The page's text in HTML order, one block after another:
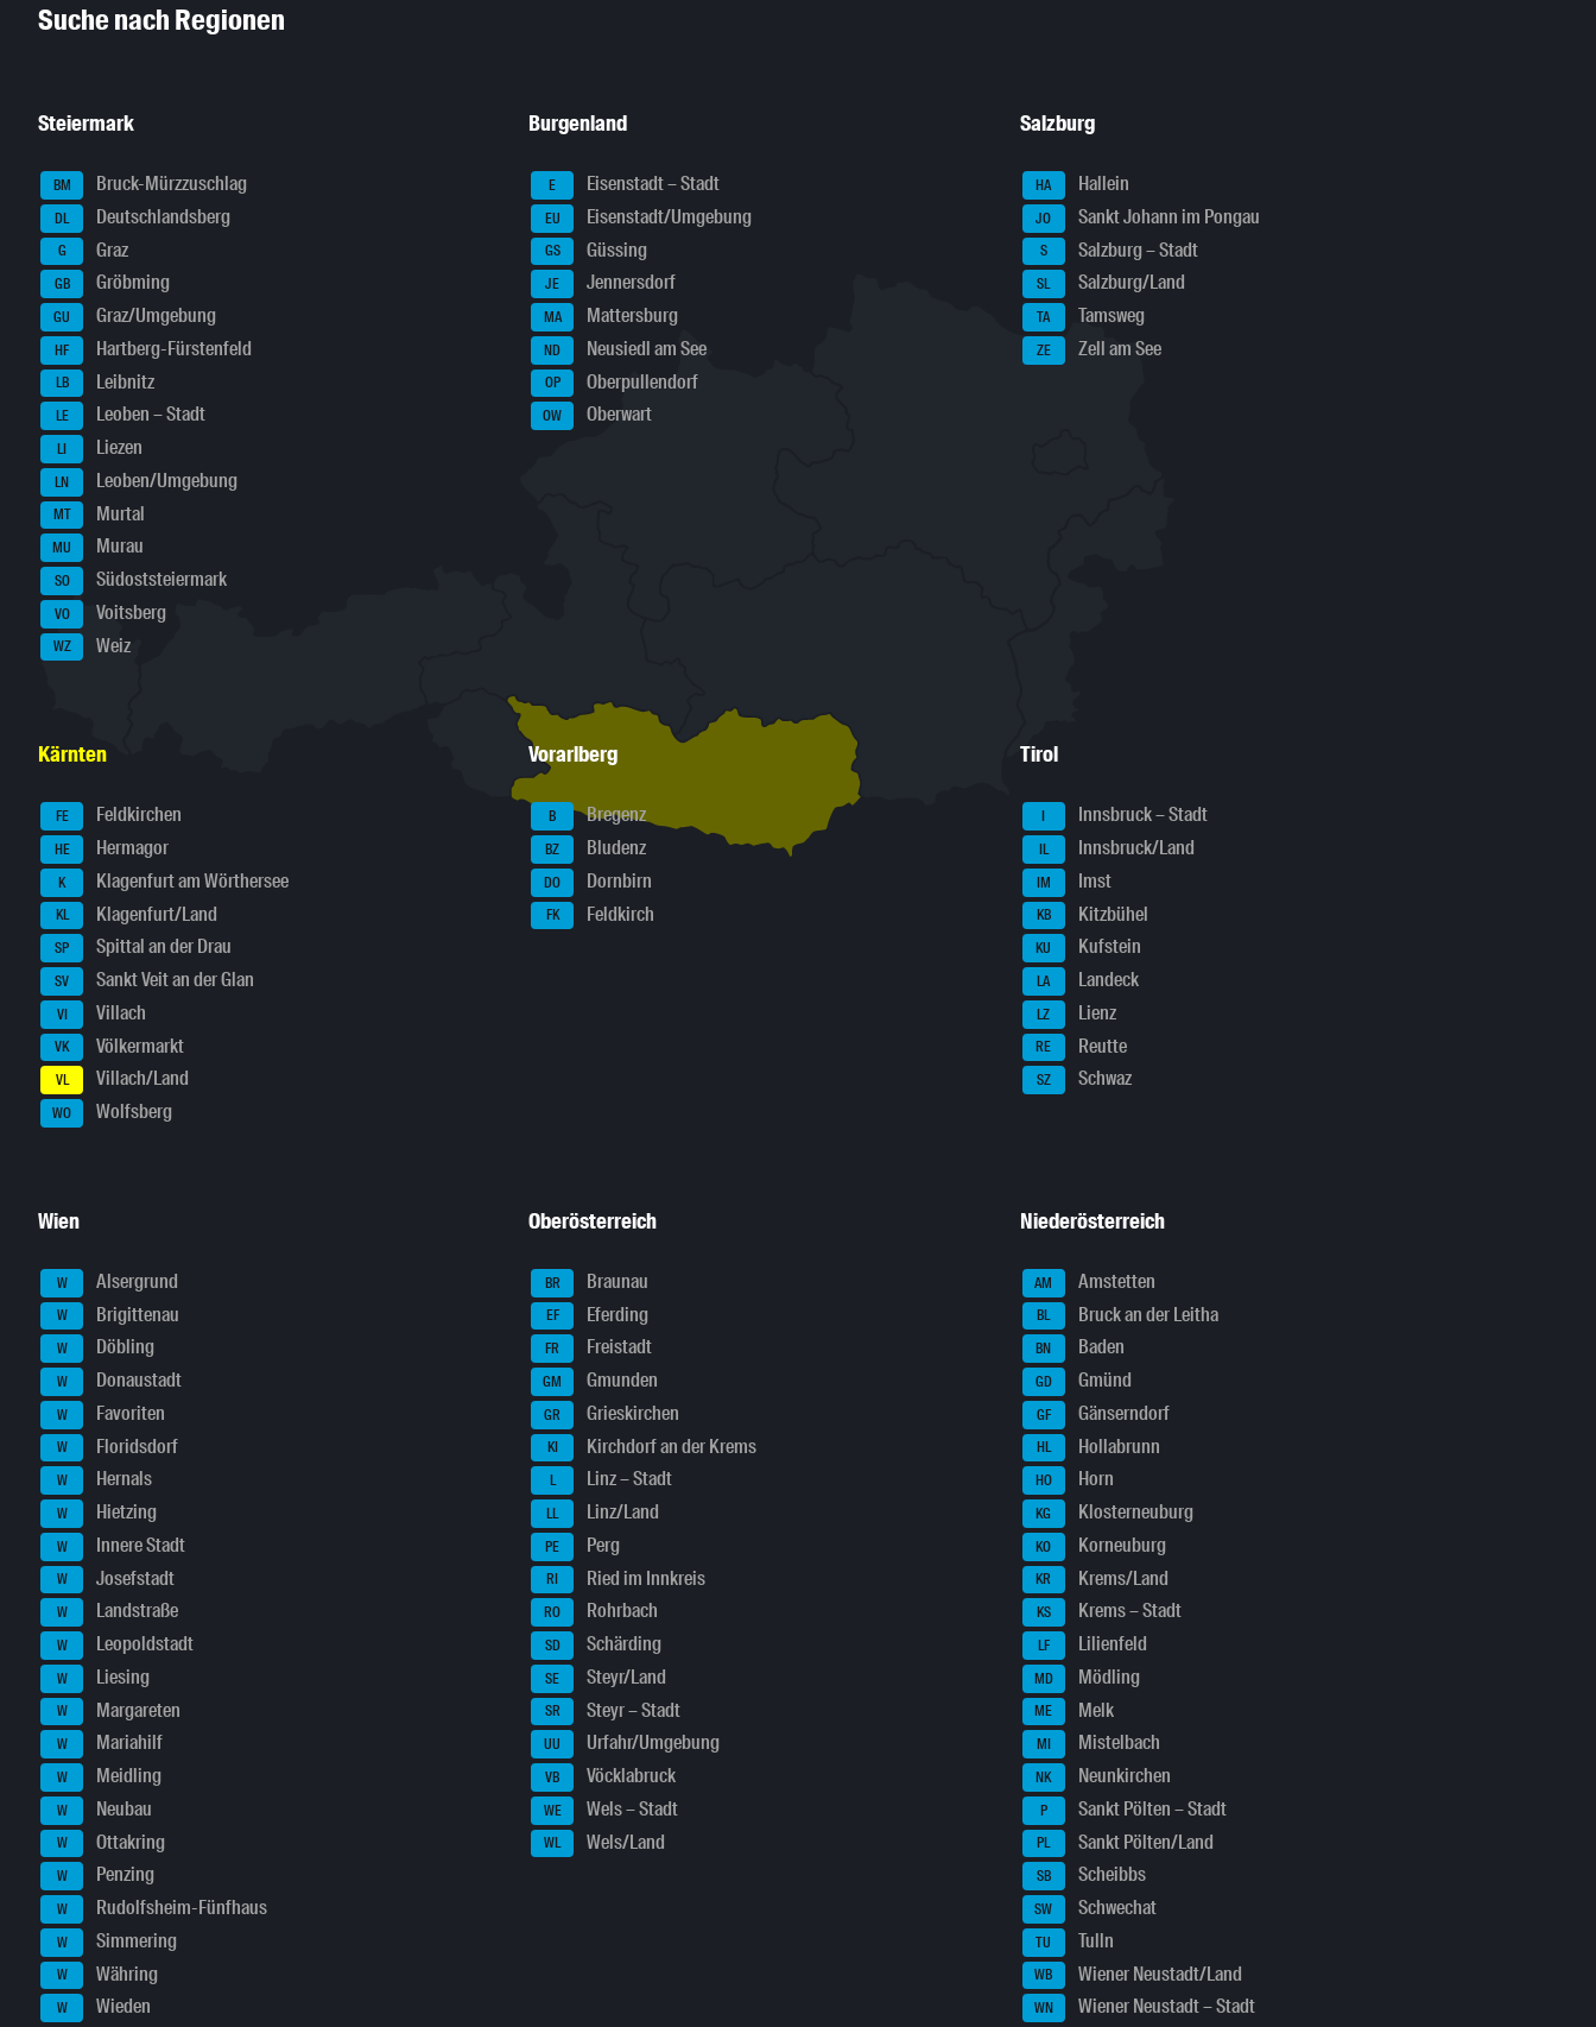
Suche nach Regionen
Steiermark
BM Bruck-Mürzzuschlag
DL Deutschlandsberg
G Graz
GB Gröbming
GU Graz/Umgebung
HF Hartberg-Fürstenfeld
LB Leibnitz
LE Leoben – Stadt
LI Liezen
LN Leoben/Umgebung
MT Murtal
MU Murau
SO Südoststeiermark
VO Voitsberg
WZ Weiz
Burgenland
E Eisenstadt – Stadt
EU Eisenstadt/Umgebung
GS Güssing
JE Jennersdorf
MA Mattersburg
ND Neusiedl am See
OP Oberpullendorf
OW Oberwart
Salzburg
HA Hallein
JO Sankt Johann im Pongau
S Salzburg – Stadt
SL Salzburg/Land
TA Tamsweg
ZE Zell am See
Kärnten
FE Feldkirchen
HE Hermagor
K Klagenfurt am Wörthersee
KL Klagenfurt/Land
SP Spittal an der Drau
SV Sankt Veit an der Glan
VI Villach
VK Völkermarkt
VL Villach/Land
WO Wolfsberg
Vorarlberg
B Bregenz
BZ Bludenz
DO Dornbirn
FK Feldkirch
Tirol
I Innsbruck – Stadt
IL Innsbruck/Land
IM Imst
KB Kitzbühel
KU Kufstein
LA Landeck
LZ Lienz
RE Reutte
SZ Schwaz
Wien
W Alsergrund
W Brigittenau
W Döbling
W Donaustadt
W Favoriten
W Floridsdorf
W Hernals
W Hietzing
W Innere Stadt
W Josefstadt
W Landstraße
W Leopoldstadt
W Liesing
W Margareten
W Mariahilf
W Meidling
W Neubau
W Ottakring
W Penzing
W Rudolfsheim-Fünfhaus
W Simmering
W Währing
W Wieden
Oberösterreich
BR Braunau
EF Eferding
FR Freistadt
GM Gmunden
GR Grieskirchen
KI Kirchdorf an der Krems
L Linz – Stadt
LL Linz/Land
PE Perg
RI Ried im Innkreis
RO Rohrbach
SD Schärding
SE Steyr/Land
SR Steyr – Stadt
UU Urfahr/Umgebung
VB Vöcklabruck
WE Wels – Stadt
WL Wels/Land
Niederösterreich
AM Amstetten
BL Bruck an der Leitha
BN Baden
GD Gmünd
GF Gänserndorf
HL Hollabrunn
HO Horn
KG Klosterneuburg
KO Korneuburg
KR Krems/Land
KS Krems – Stadt
LF Lilienfeld
MD Mödling
ME Melk
MI Mistelbach
NK Neunkirchen
P Sankt Pölten – Stadt
PL Sankt Pölten/Land
SB Scheibbs
SW Schwechat
TU Tulln
WB Wiener Neustadt/Land
WN Wiener Neustadt – Stadt